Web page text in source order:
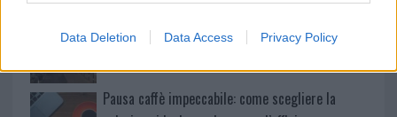
Data Deletion Data Access Privacy Policy
esplode la protesta
Pausa caffè impeccabile: come scegliere la